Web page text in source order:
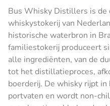
Bus Whisky Distillers is de
whiskystokerij van
historische waterbron in
familiestokerij produceert
alle ingrediënten, van de
tot het distillatieproces,
boerderij. De whisky rijpt
portvaten en wordt non-